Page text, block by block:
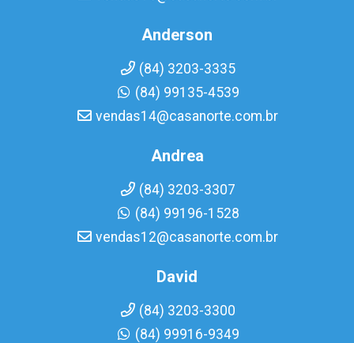
Anderson
(84) 3203-3335
(84) 99135-4539
vendas14@casanorte.com.br
Andrea
(84) 3203-3307
(84) 99196-1528
vendas12@casanorte.com.br
David
(84) 3203-3300
(84) 99916-9349